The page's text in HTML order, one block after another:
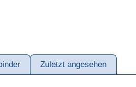
Zuletzt angesehen